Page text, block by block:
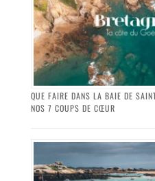
QUE FAIRE DANS LA BAIE DE
NOS 7 COUPS DE CŒUR